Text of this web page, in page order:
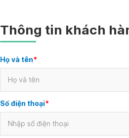
Thông tin khách
Họ và tên*
Số điện thoại*